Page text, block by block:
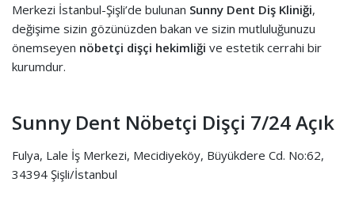
Merkezi İstanbul-Şişli’de bulunan Sunny Dent Diş Kliniği,
değişime sizin gözünüzden bakan ve sizin mutluluğunuzu
önemseyen nöbetçi dişçi hekimliği ve estetik cerrahi bir
kurumdur.
Sunny Dent Nöbetçi Dişçi 7/24 Açık
Fulya, Lale İş Merkezi, Mecidiyeköy, Büyükdere Cd. No:62,
34394 Şişli/İstanbul